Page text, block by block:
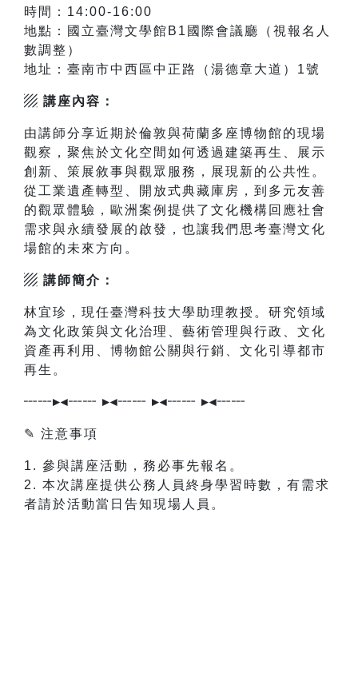
時間：14:00-16:00
地點：國立臺灣文學館B1國際會議廳（視報名人
數調整）
地址：臺南市中西區中正路（湯德章大道）1號
▨ 講座內容：
由講師分享近期於倫敦與荷蘭多座博物館的現場
觀察，聚焦於文化空間如何透過建築再生、展示
創新、策展敘事與觀眾服務，展現新的公共性。
從工業遺產轉型、開放式典藏庫房，到多元友善
的觀眾體驗，歐洲案例提供了文化機構回應社會
需求與永續發展的啟發，也讓我們思考臺灣文化
場館的未來方向。
▨ 講師簡介：
林宜珍，現任臺灣科技大學助理教授。研究領域
為文化政策與文化治理、藝術管理與行政、文化
資產再利用、博物館公關與行銷、文化引導都市
再生。
┄┄▸◂┄┄ ▸◂┄┄ ▸◂┄┄ ▸◂┄┄
✎ 注意事項
1. 參與講座活動，務必事先報名。
2. 本次講座提供公務人員終身學習時數，有需求
者請於活動當日告知現場人員。